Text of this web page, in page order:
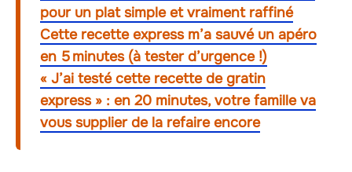
pour un plat simple et vraiment raffiné
Cette recette express m’a sauvé un apéro
en 5 minutes (à tester d’urgence !)
« J’ai testé cette recette de gratin
express » : en 20 minutes, votre famille va
vous supplier de la refaire encore